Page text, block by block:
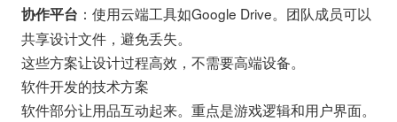
协作平台 ：使用云端工具如Google Drive。团队成员可以
共享设计文件，避免丢失。
这些方案让设计过程高效，不需要高端设备。
软件开发的技术方案
软件部分让用品互动起来。重点是游戏逻辑和用户界面。